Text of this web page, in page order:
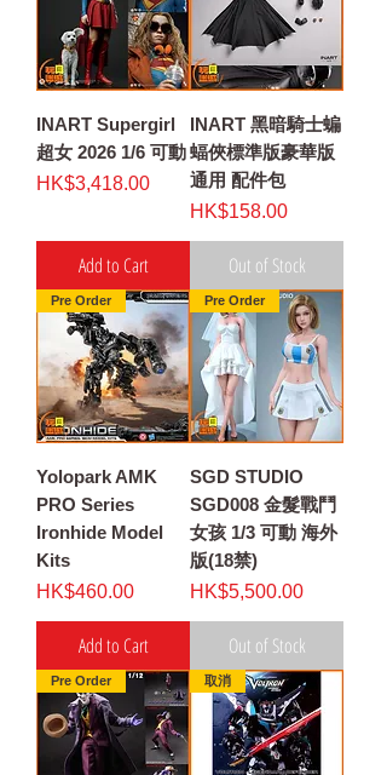
INART Supergirl
超女 2026 1/6 可動
Price
HK$3,418.00
Add to Cart
INART 黑暗騎士蝙
蝠俠標準版豪華版
通用 配件包
Price
HK$158.00
Out of Stock
Pre Order
Yolopark AMK
PRO Series
Ironhide Model
Kits
Price
HK$460.00
Add to Cart
Pre Order
SGD STUDIO
SGD008 金髮戰鬥
女孩 1/3 可動 海外
版(18禁)
Price
HK$5,500.00
Out of Stock
Pre Order 取消